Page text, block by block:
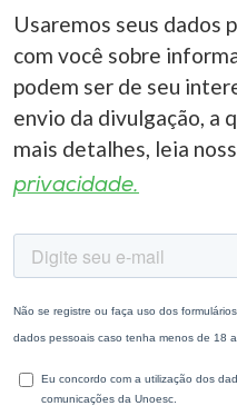
Usaremos seus dados
com você sobre
podem ser de seu
envio da divulgação, a
mais detalhes, leia
privacidade.